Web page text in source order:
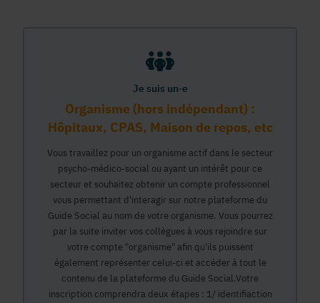
Je suis un·e
Organisme (hors indépendant) :
Hôpitaux, CPAS, Maison de repos, etc
Vous travaillez pour un organisme actif dans le secteur
psycho-médico-social ou ayant un intérêt pour ce
secteur et souhaitez obtenir un compte professionnel
vous permettant d'interagir sur notre plateforme du
Guide Social au nom de votre organisme. Vous pourrez
par la suite inviter vos collègues à vous rejoindre sur
votre compte "organisme" afin qu'ils puissent
également représenter celui-ci et accéder à tout le
contenu de la plateforme du Guide Social.Votre
inscription comprendra deux étapes : 1/ identifiaction